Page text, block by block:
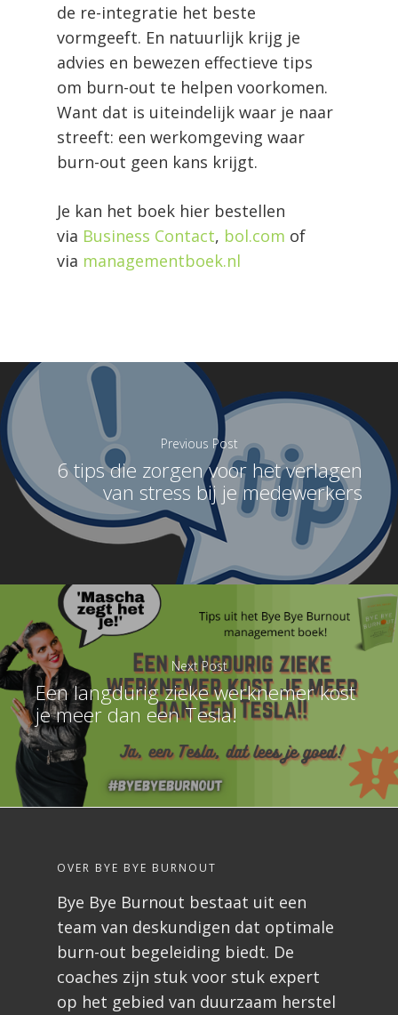
de re-integratie het beste
vormgeeft. En natuurlijk krijg je
advies en bewezen effectieve tips
om burn-out te helpen voorkomen.
Want dat is uiteindelijk waar je naar
streeft: een werkomgeving waar
burn-out geen kans krijgt.
Je kan het boek hier bestellen
via Business Contact, bol.com of
via managementboek.nl
Previous Post
6 tips die zorgen voor het verlagen
van stress bij je medewerkers
Next Post
Een langdurig zieke werknemer kost
je meer dan een Tesla!
OVER BYE BYE BURNOUT
Bye Bye Burnout bestaat uit een
team van deskundigen dat optimale
burn-out begeleiding biedt. De
coaches zijn stuk voor stuk expert
op het gebied van duurzaam herstel